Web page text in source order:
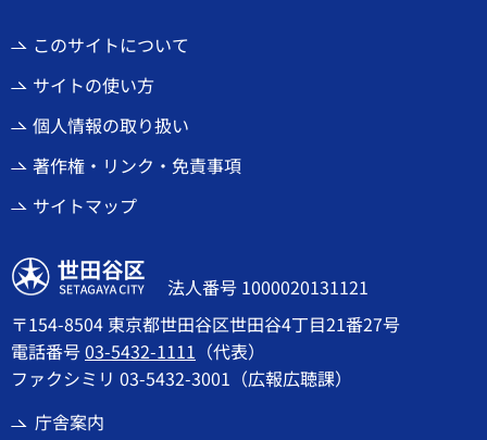
このサイトについて
サイトの使い方
個人情報の取り扱い
著作権・リンク・免責事項
サイトマップ
世田谷区
法人番号 1000020131121
〒154-8504 東京都世田谷区世田谷4丁目21番27号
電話番号03-5432-1111 （代表）
ファクシミリ 03-5432-3001（広報広聴課）
庁舎案内